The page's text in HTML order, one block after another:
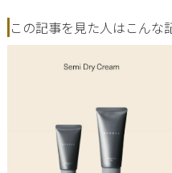
この記事を見た人はこんな